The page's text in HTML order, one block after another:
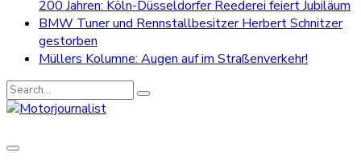
200 Jahren: Köln-Düsseldorfer Reederei feiert Jubiläum
BMW Tuner und Rennstallbesitzer Herbert Schnitzer
gestorben
Müllers Kolumne: Augen auf im Straßenverkehr!
Search
for: